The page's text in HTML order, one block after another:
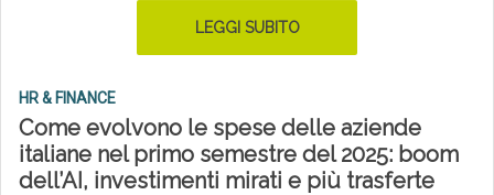
LEGGI SUBITO
HR & FINANCE
Come evolvono le spese delle aziende
italiane nel primo semestre del 2025: boom
dell’AI, investimenti mirati e più trasferte